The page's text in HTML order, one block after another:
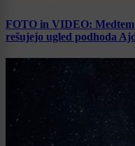
FOTO in VIDEO:
rešujejo ugled podhoda